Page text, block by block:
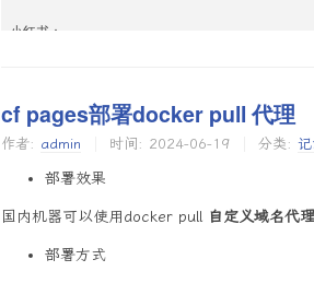
小红书：
https://weixin.sogou.com/
https://www.douyin.com/search/%s
Youtube：
cf pages部署docker pull 代理
作者: admin 时间: 2024-06-19 分类:
部署效果
国内机器可以使用docker pull 自定义域名代
部署方式